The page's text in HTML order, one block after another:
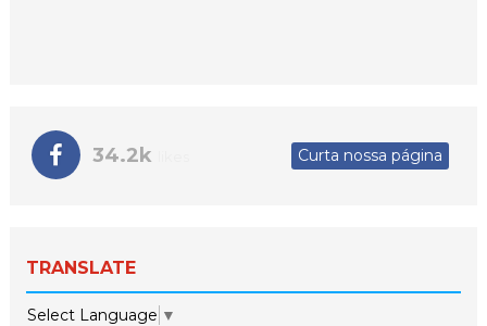
34.2k Curta nossa página
TRANSLATE
Select Language ▼